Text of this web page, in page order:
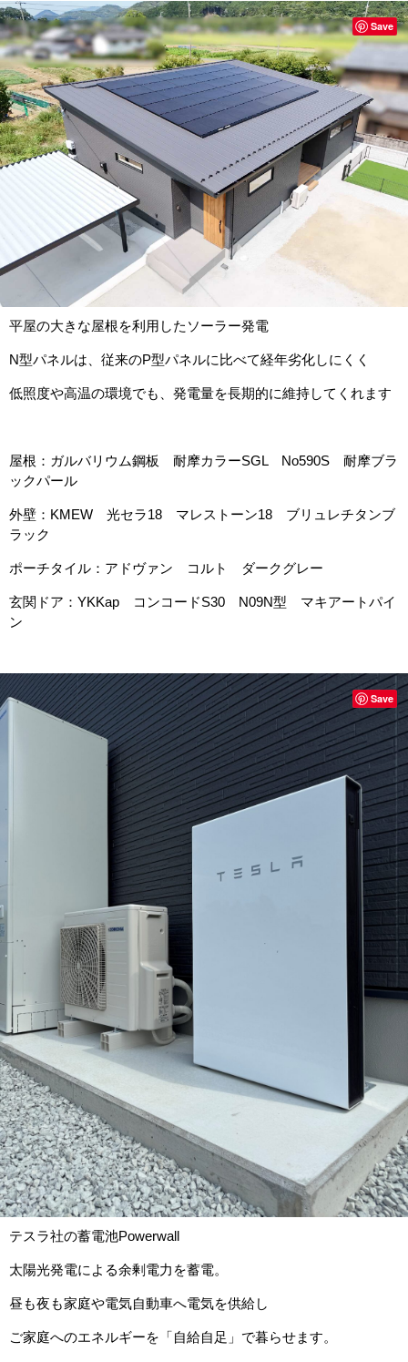
平屋の大きな屋根を利用したソーラー発電
N型パネルは、従来のP型パネルに比べて経年劣化しにくく
低照度や高温の環境でも、発電量を長期的に維持してくれます
屋根：ガルバリウム鋼板 耐摩カラーSGL No590S 耐摩ブラ
ックパール
外壁：KMEW 光セラ18 マレストーン18 ブリュレチタンブ
ラック
ポーチタイル：アドヴァン コルト ダークグレー
玄関ドア：YKKap コンコードS30 N09N型 マキアートパイ
ン
Save
テスラ社の蓄電池Powerwall
太陽光発電による余剰電力を蓄電。
昼も夜も家庭や電気自動車へ電気を供給し
ご家庭へのエネルギーを「自給自足」で暮らせます。
Save